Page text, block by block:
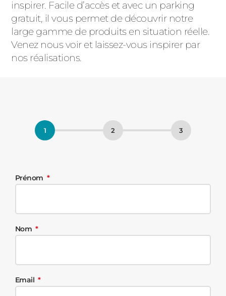
inspirer. Facile d’accès et avec un parking
gratuit, il vous permet de découvrir notre
large gamme de produits en situation réelle.
Venez nous voir et laissez-vous inspirer par
nos réalisations.
Prénom
Nom
Email